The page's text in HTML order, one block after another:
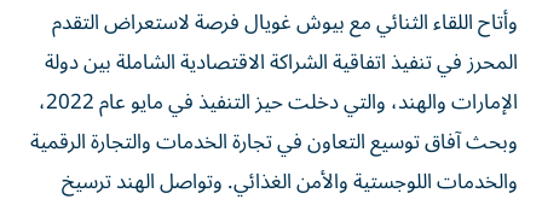
وأتاح اللقاء الثنائي مع بيوش غويال فرصة لاستعراض التقدم
المحرز في تنفيذ اتفاقية الشراكة الاقتصادية الشاملة بين دولة
الإمارات والهند، والتي دخلت حيز التنفيذ في مايو عام 2022،
وبحث آفاق توسيع التعاون في تجارة الخدمات والتجارة الرقمية
والخدمات اللوجستية والأمن الغذائي. وتواصل الهند ترسيخ